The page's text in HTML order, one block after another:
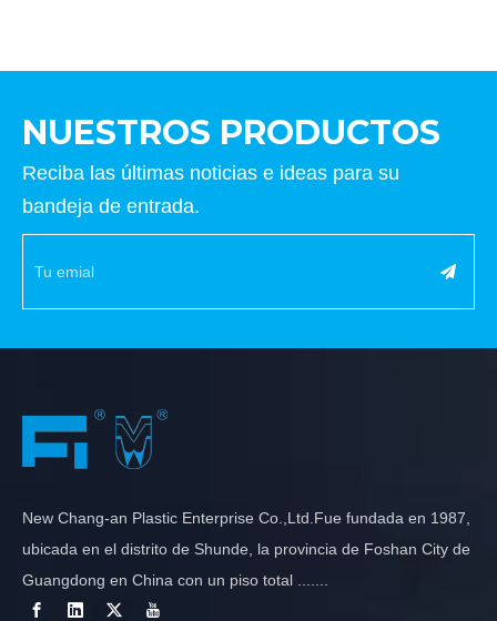
NUESTROS PRODUCTOS
Reciba las últimas noticias e ideas para su
bandeja de entrada.
New Chang-an Plastic Enterprise Co.,Ltd.Fue fundada en 1987,
ubicada en el distrito de Shunde, la provincia de Foshan City de
Guangdong en China con un piso total .......